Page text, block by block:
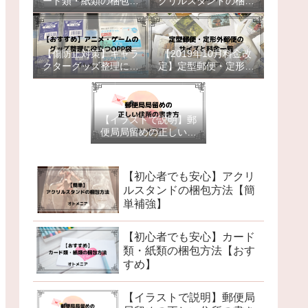
法【おすすめ】
方法【簡単補強】
【傷防止対策】キャラ
クターグッズ整理に役
立つOPP袋【おすす
め】
【2019年10月料金改
定】定型郵便・定形外
郵便のサイズと料金一
覧
【イラストで説明】郵
便局局留めの正しい住
所の書き方【初心者で
【初心者でも安心】アクリ
ルスタンドの梱包方法【簡
単補強】
【初心者でも安心】カード
類・紙類の梱包方法【おす
すめ】
【イラストで説明】郵便局